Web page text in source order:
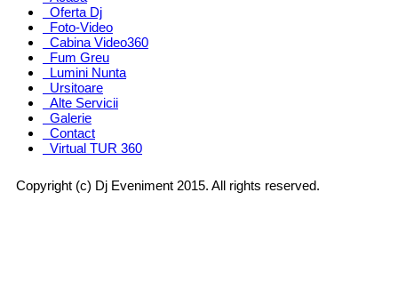
Oferta Dj
Foto-Video
Cabina Video360
Fum Greu
Lumini Nunta
Ursitoare
Alte Servicii
Galerie
Contact
Virtual TUR 360
Copyright (c) Dj Eveniment 2015. All rights reserved.